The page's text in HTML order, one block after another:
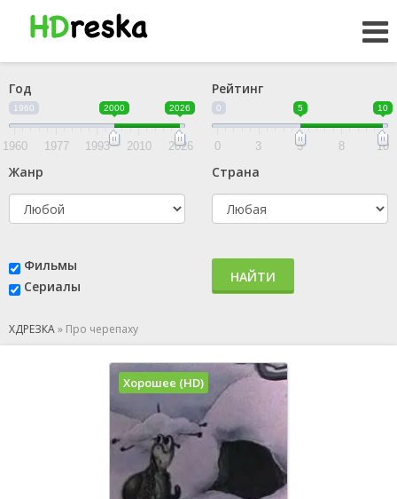
Год
1960 2000 2026
1960 1977 1993 2010 2026
Рейтинг
0 5 10
0 3 5 8 10
Жанр Страна
Фильмы
Сериалы
НАЙТИ
ХДРЕЗКА» Про черепаху
Хорошее (HD)